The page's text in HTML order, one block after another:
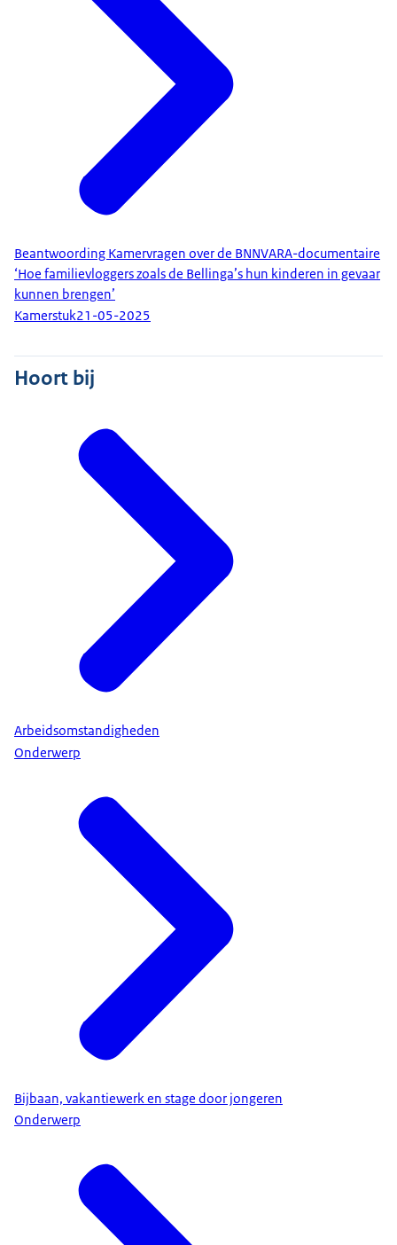
Beantwoording Kamervragen over de BNNVARA-documentaire
‘Hoe familievloggers zoals de Bellinga’s hun kinderen in gevaar
kunnen brengen’
Kamerstuk21-05-2025
Hoort bij
Arbeidsomstandigheden
Onderwerp
Bijbaan, vakantiewerk en stage door jongeren
Onderwerp